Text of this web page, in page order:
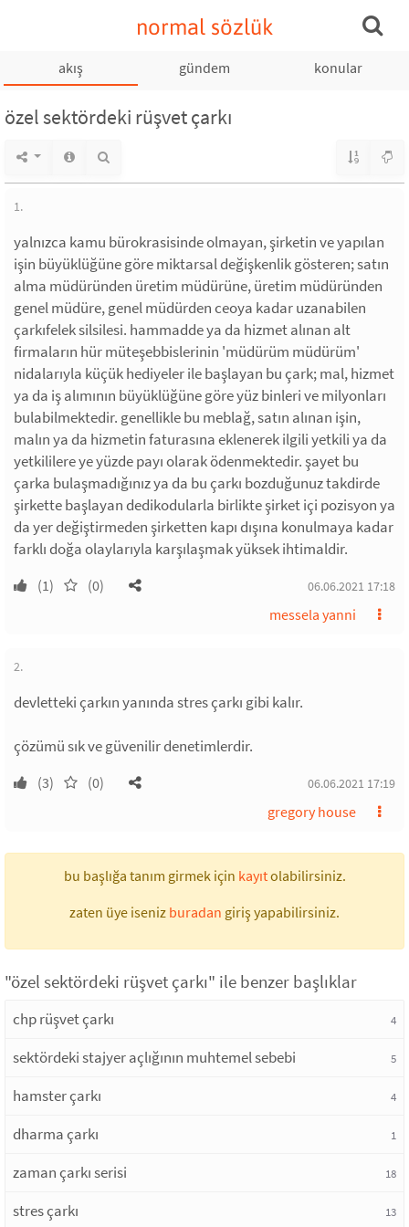
normal sözlük
akış gündem konular
özel sektördeki rüşvet çarkı
1.
yalnızca kamu bürokrasisinde olmayan, şirketin ve yapılan
işin büyüklüğüne göre miktarsal değişkenlik gösteren; satın
alma müdüründen üretim müdürüne, üretim müdüründen
genel müdüre, genel müdürden ceoya kadar uzanabilen
çarkıfelek silsilesi. hammadde ya da hizmet alınan alt
firmaların hür müteşebbislerinin 'müdürüm müdürüm'
nidalarıyla küçük hediyeler ile başlayan bu çark; mal, hizmet
ya da iş alımının büyüklüğüne göre yüz binleri ve milyonları
bulabilmektedir. genellikle bu meblağ, satın alınan işin,
malın ya da hizmetin faturasına eklenerek ilgili yetkili ya da
yetkililere ye yüzde payı olarak ödenmektedir. şayet bu
çarka bulaşmadığınız ya da bu çarkı bozduğunuz takdirde
şirkette başlayan dedikodularla birlikte şirket içi pozisyon ya
da yer değiştirmeden şirketten kapı dışına konulmaya kadar
farklı doğa olaylarıyla karşılaşmak yüksek ihtimaldir.
(1) (0) 06.06.2021 17:18
messela yanni
2.
devletteki çarkın yanında stres çarkı gibi kalır.
çözümü sık ve güvenilir denetimlerdir.
(3) (0) 06.06.2021 17:19
gregory house
bu başlığa tanım girmek için kayıtolabilirsiniz.
zaten üye iseniz buradan giriş yapabilirsiniz.
"özel sektördeki rüşvet çarkı" ile benzer başlıklar
chp rüşvet çarkı 4
sektördeki stajyer açlığının muhtemel sebebi 5
hamster çarkı 4
dharma çarkı 1
zaman çarkı serisi 18
stres çarkı 13